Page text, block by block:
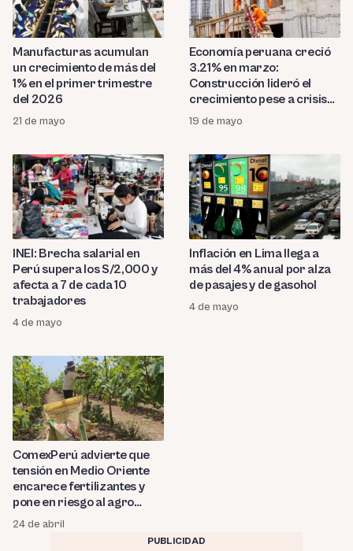
Manufacturas acumulan
un crecimiento de más del
1% en el primer trimestre
del 2026
21 de mayo
Economía peruana creció
3.21% en marzo:
Construcción lideró el
crecimiento pese a crisis
en Camisea
19 de mayo
INEI: Brecha salarial en
Perú supera los S/2,000 y
afecta a 7 de cada 10
trabajadores
4 de mayo
Inflación en Lima llega a
más del 4% anual por alza
de pasajes y de gasohol
4 de mayo
ComexPerú advierte que
tensión en Medio Oriente
encarece fertilizantes y
pone en riesgo al agro
peruano
24 de abril
PUBLICIDAD